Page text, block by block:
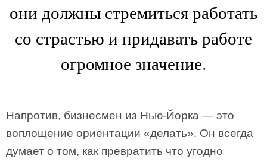
они должны стремиться работать
со страстью и придавать работе
огромное значение.
Напротив, бизнесмен из Нью-Йорка — это
воплощение ориентации «делать». Он всегда
думает о том, как превратить что угодно